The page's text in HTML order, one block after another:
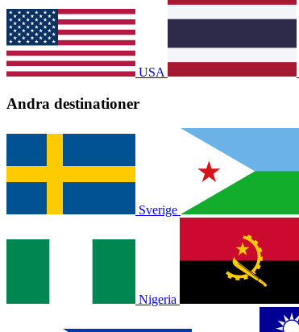
USA
Andra destinationer
Sverige
Nigeria